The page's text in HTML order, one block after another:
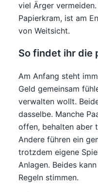
viel Ärger
Papierkram, ist am
von Weitsicht.
So findet ihr die
Am Anfang steht
Geld gemeinsam
verwalten wollt.
dasselbe. Manche
offen, behalten aber
Andere führen ein
trotzdem eigene
Anlagen. Beides
Regeln stimmen.